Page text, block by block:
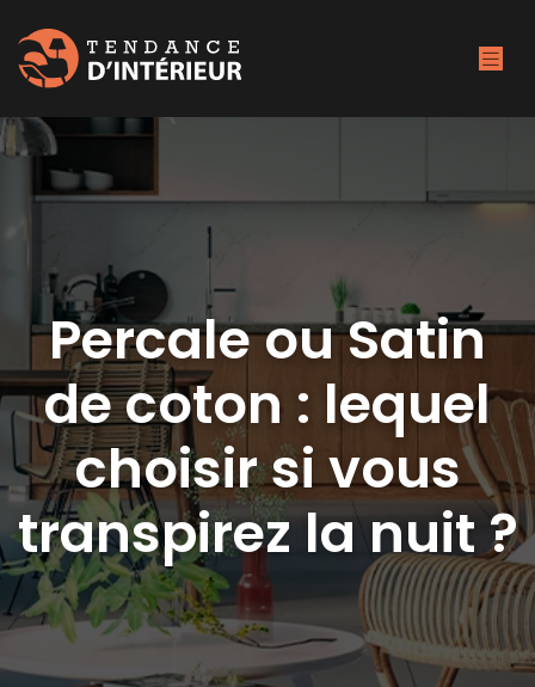
Percale ou Satin
de coton : lequel
choisir si vous
transpirez la nuit ?